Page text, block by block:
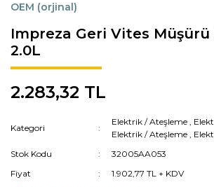
OEM (orjinal)
Impreza Geri Vites Müşürü
2.0L
2.283,32 TL
Kategori
Elektrik / Ateşleme ,
Elektrik / Ateşleme ,
Stok Kodu
32005AA053
Fiyat
1.902,77 TL + KDV